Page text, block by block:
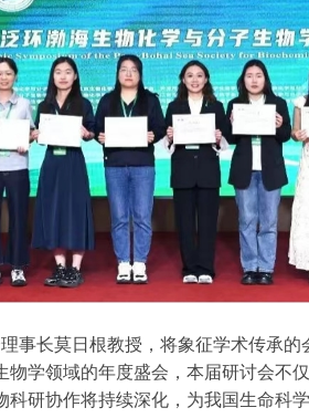
事长莫日根教授，将象征学术传承
学领域的年度盛会，本届研讨会不
研协作将持续深化，为我国生命科